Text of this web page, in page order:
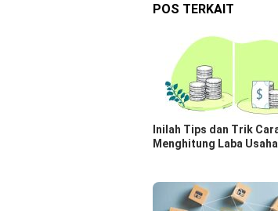
POS TERKAIT
Inilah Tips dan Trik
Menghitung Laba Usaha